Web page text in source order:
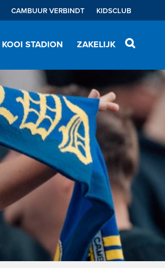
CAMBUUR VERBINDT KIDSCLUB
KOOI STADION ZAKELIJK